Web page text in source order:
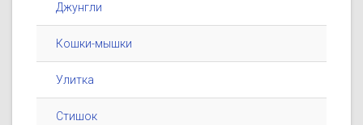
Джунгли
Кошки-мышки
Улитка
Стишок